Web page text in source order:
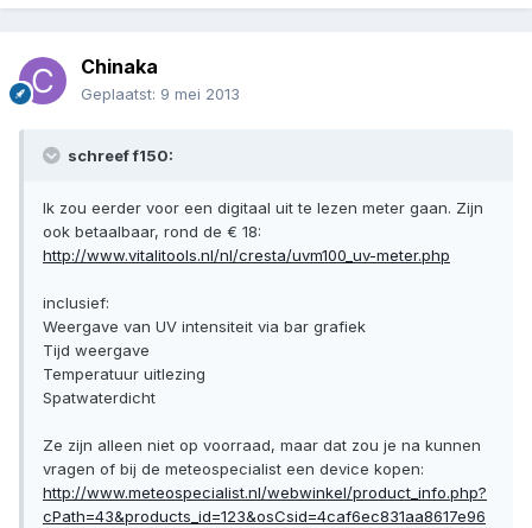
Chinaka
Geplaatst: 9 mei 2013
schreef f150:
Ik zou eerder voor een digitaal uit te lezen meter gaan. Zijn
ook betaalbaar, rond de € 18:
http://www.vitalitools.nl/nl/cresta/uvm100_uv-meter.php
inclusief:
Weergave van UV intensiteit via bar grafiek
Tijd weergave
Temperatuur uitlezing
Spatwaterdicht
Ze zijn alleen niet op voorraad, maar dat zou je na kunnen
vragen of bij de meteospecialist een device kopen:
http://www.meteospecialist.nl/webwinkel/product_info.php?
cPath=43&products_id=123&osCsid=4caf6ec831aa8617e96